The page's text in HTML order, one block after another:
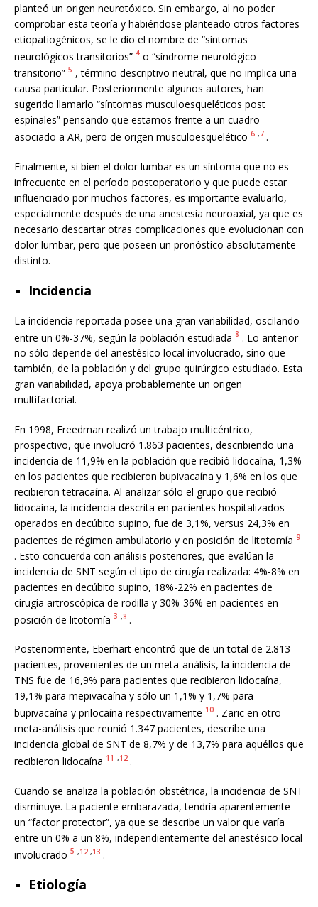
planteó un origen neurotóxico. Sin embargo, al no poder
comprobar esta teoría y habiéndose planteado otros factores
etiopatiogénicos, se le dio el nombre de “síntomas
neurológicos transitorios” 4 o “síndrome neurológico
transitorio” 5 , término descriptivo neutral, que no implica una
causa particular. Posteriormente algunos autores, han
sugerido llamarlo “síntomas musculoesqueléticos post
espinales” pensando que estamos frente a un cuadro
asociado a AR, pero de origen musculoesquelético 6 ,7 .
Finalmente, si bien el dolor lumbar es un síntoma que no es
infrecuente en el período postoperatorio y que puede estar
influenciado por muchos factores, es importante evaluarlo,
especialmente después de una anestesia neuroaxial, ya que es
necesario descartar otras complicaciones que evolucionan con
dolor lumbar, pero que poseen un pronóstico absolutamente
distinto.
Incidencia
La incidencia reportada posee una gran variabilidad, oscilando
entre un 0%-37%, según la población estudiada 8 . Lo anterior
no sólo depende del anestésico local involucrado, sino que
también, de la población y del grupo quirúrgico estudiado. Esta
gran variabilidad, apoya probablemente un origen
multifactorial.
En 1998, Freedman realizó un trabajo multicéntrico,
prospectivo, que involucró 1.863 pacientes, describiendo una
incidencia de 11,9% en la población que recibió lidocaína, 1,3%
en los pacientes que recibieron bupivacaína y 1,6% en los que
recibieron tetracaína. Al analizar sólo el grupo que recibió
lidocaína, la incidencia descrita en pacientes hospitalizados
operados en decúbito supino, fue de 3,1%, versus 24,3% en
pacientes de régimen ambulatorio y en posición de litotomía 9
. Esto concuerda con análisis posteriores, que evalúan la
incidencia de SNT según el tipo de cirugía realizada: 4%-8% en
pacientes en decúbito supino, 18%-22% en pacientes de
cirugía artroscópica de rodilla y 30%-36% en pacientes en
posición de litotomía 3 ,8 .
Posteriormente, Eberhart encontró que de un total de 2.813
pacientes, provenientes de un meta-análisis, la incidencia de
TNS fue de 16,9% para pacientes que recibieron lidocaína,
19,1% para mepivacaína y sólo un 1,1% y 1,7% para
bupivacaína y prilocaína respectivamente 10 . Zaric en otro
meta-análisis que reunió 1.347 pacientes, describe una
incidencia global de SNT de 8,7% y de 13,7% para aquéllos que
recibieron lidocaína 11 ,12 .
Cuando se analiza la población obstétrica, la incidencia de SNT
disminuye. La paciente embarazada, tendría aparentemente
un “factor protector”, ya que se describe un valor que varía
entre un 0% a un 8%, independientemente del anestésico local
involucrado 5 ,12 ,13 .
Etiología